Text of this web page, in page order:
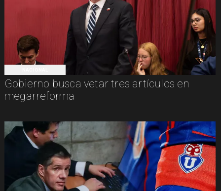
Gobierno busca vetar tres artículos en
megarreforma